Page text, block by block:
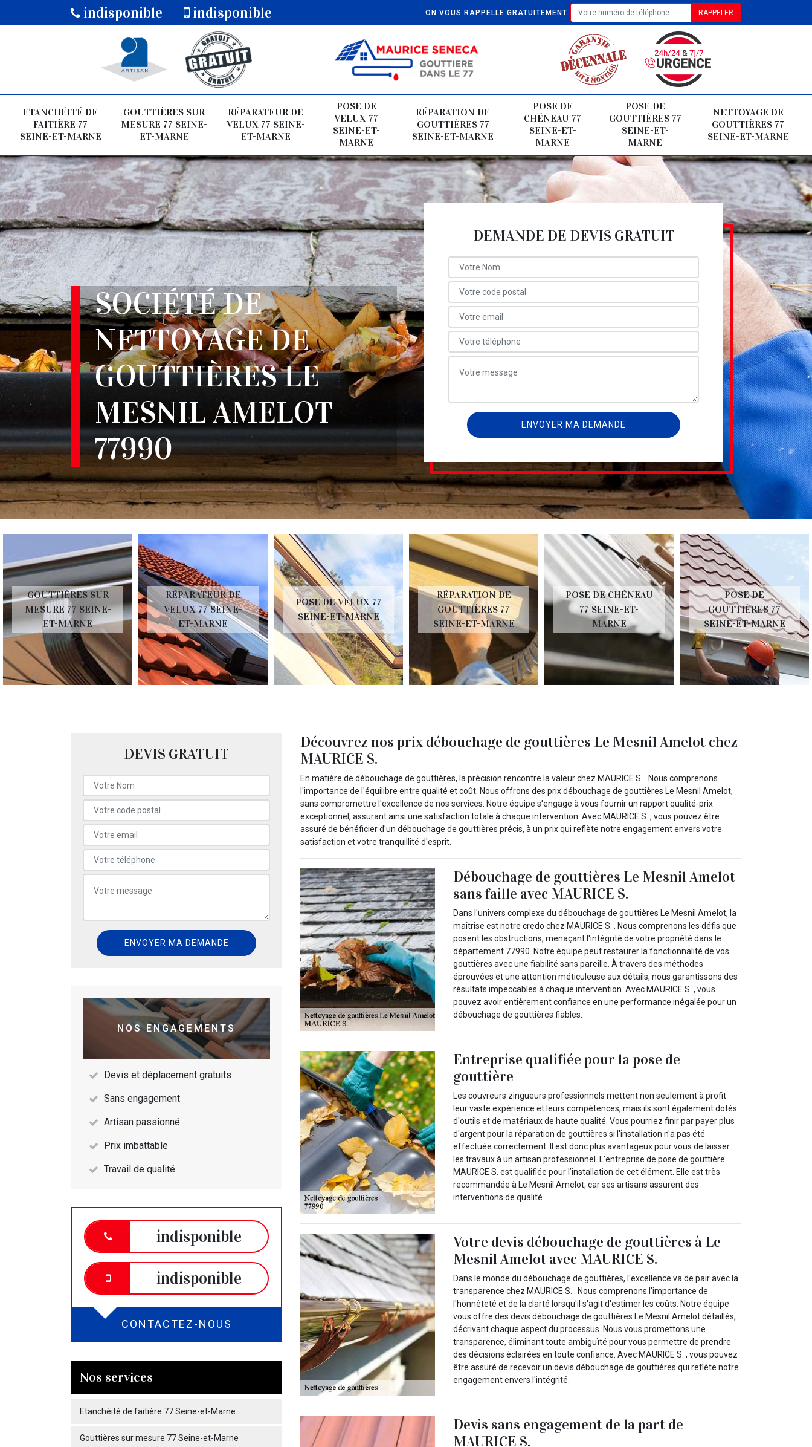
indisponible indisponible ON VOUS RAPPELLE GRATUITEMENT
ETANCHÉITÉ DE
FAITIÈRE 77
SEINE-ET-MARNE
GOUTTIÈRES SUR
MESURE 77 SEINE-
ET-MARNE
RÉPARATEUR DE
VELUX 77 SEINE-
ET-MARNE
POSE DE
VELUX 77
SEINE-ET-
MARNE
RÉPARATION DE
GOUTTIÈRES 77
SEINE-ET-MARNE
POSE DE
CHÉNEAU 77
SEINE-ET-
MARNE
POSE DE
GOUTTIÈRES 77
SEINE-ET-
MARNE
NETTOYAGE DE
GOUTTIÈRES 77
SEINE-ET-MARNE
SOCIÉTÉ DE
NETTOYAGE DE
GOUTTIÈRES LE
MESNIL AMELOT
77990
DEMANDE DE DEVIS GRATUIT
GOUTTIÈRES SUR
MESURE 77 SEINE-
ET-MARNE
RÉPARATEUR DE
VELUX 77 SEINE-
ET-MARNE
POSE DE VELUX 77
SEINE-ET-MARNE
RÉPARATION DE
GOUTTIÈRES 77
SEINE-ET-MARNE
POSE DE CHÉNEAU
77 SEINE-ET-
MARNE
POSE DE
GOUTTIÈRES 77
SEINE-ET-MARNE
DEVIS GRATUIT
NOS ENGAGEMENTS
Devis et déplacement gratuits
Sans engagement
Artisan passionné
Prix imbattable
Travail de qualité
indisponible
indisponible
CONTACTEZ-NOUS
Nos services
Etanchéité de faitière 77 Seine-et-Marne
Gouttières sur mesure 77 Seine-et-Marne
Découvrez nos prix débouchage de gouttières Le Mesnil Amelot chez
MAURICE S.
En matière de débouchage de gouttières, la précision rencontre la valeur chez MAURICE S. . Nous comprenons
l'importance de l'équilibre entre qualité et coût. Nous offrons des prix débouchage de gouttières Le Mesnil Amelot,
sans compromettre l'excellence de nos services. Notre équipe s'engage à vous fournir un rapport qualité-prix
exceptionnel, assurant ainsi une satisfaction totale à chaque intervention. Avec MAURICE S. , vous pouvez être
assuré de bénéficier d'un débouchage de gouttières précis, à un prix qui reflète notre engagement envers votre
satisfaction et votre tranquillité d'esprit.
Débouchage de gouttières Le Mesnil Amelot
sans faille avec MAURICE S.
Dans l'univers complexe du débouchage de gouttières Le Mesnil Amelot, la
maîtrise est notre credo chez MAURICE S. . Nous comprenons les défis que
posent les obstructions, menaçant l'intégrité de votre propriété dans le
département 77990. Notre équipe peut restaurer la fonctionnalité de vos
gouttières avec une fiabilité sans pareille. À travers des méthodes
éprouvées et une attention méticuleuse aux détails, nous garantissons des
résultats impeccables à chaque intervention. Avec MAURICE S. , vous
pouvez avoir entièrement confiance en une performance inégalée pour un
débouchage de gouttières fiables.
Entreprise qualifiée pour la pose de
gouttière
Les couvreurs zingueurs professionnels mettent non seulement à profit
leur vaste expérience et leurs compétences, mais ils sont également dotés
d'outils et de matériaux de haute qualité. Vous pourriez finir par payer plus
d'argent pour la réparation de gouttières si l'installation n'a pas été
effectuée correctement. Il est donc plus avantageux pour vous de laisser
les travaux à un artisan professionnel. L’entreprise de pose de gouttière
MAURICE S. est qualifiée pour l’installation de cet élément. Elle est très
recommandée à Le Mesnil Amelot, car ses artisans assurent des
interventions de qualité.
Votre devis débouchage de gouttières à Le
Mesnil Amelot avec MAURICE S.
Dans le monde du débouchage de gouttières, l'excellence va de pair avec la
transparence chez MAURICE S. . Nous comprenons l'importance de
l'honnêteté et de la clarté lorsqu'il s'agit d'estimer les coûts. Notre équipe
vous offre des devis débouchage de gouttières Le Mesnil Amelot détaillés,
décrivant chaque aspect du processus. Nous vous promettons une
transparence, éliminant toute ambiguïté pour vous permettre de prendre
des décisions éclairées en toute confiance. Avec MAURICE S. , vous pouvez
être assuré de recevoir un devis débouchage de gouttières qui reflète notre
engagement envers l'intégrité.
Devis sans engagement de la part de
MAURICE S.